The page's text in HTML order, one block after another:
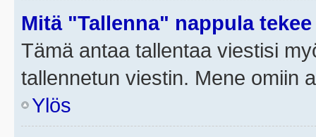
Mitä "Tallenna" nappula
Tämä antaa tallentaa viestisi
tallennetun viestin. Mene omiin
Ylös